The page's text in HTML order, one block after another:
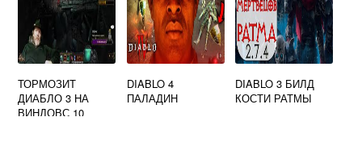
ТОРМОЗИТ
ДИАБЛО 3 НА
ВИНДОВС 10
DIABLO 4
ПАЛАДИН
DIABLO 3 БИЛД
КОСТИ РАТМЫ